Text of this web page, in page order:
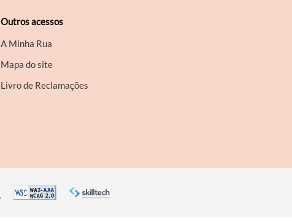
Outros acessos
A Minha Rua
Mapa do site
Livro de Reclamações